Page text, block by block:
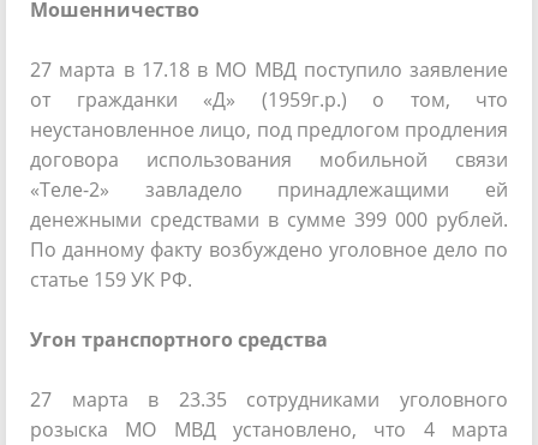
Мошенничество
27 марта в 17.18 в МО МВД поступило заявление
от гражданки «Д» (1959г.р.) о том, что
неустановленное лицо, под предлогом продления
договора использования мобильной связи
«Теле-2» завладело принадлежащими ей
денежными средствами в сумме 399 000 рублей.
По данному факту возбуждено уголовное дело по
статье 159 УК РФ.
Угон транспортного средства
27 марта в 23.35 сотрудниками уголовного
розыска МО МВД установлено, что 4 марта